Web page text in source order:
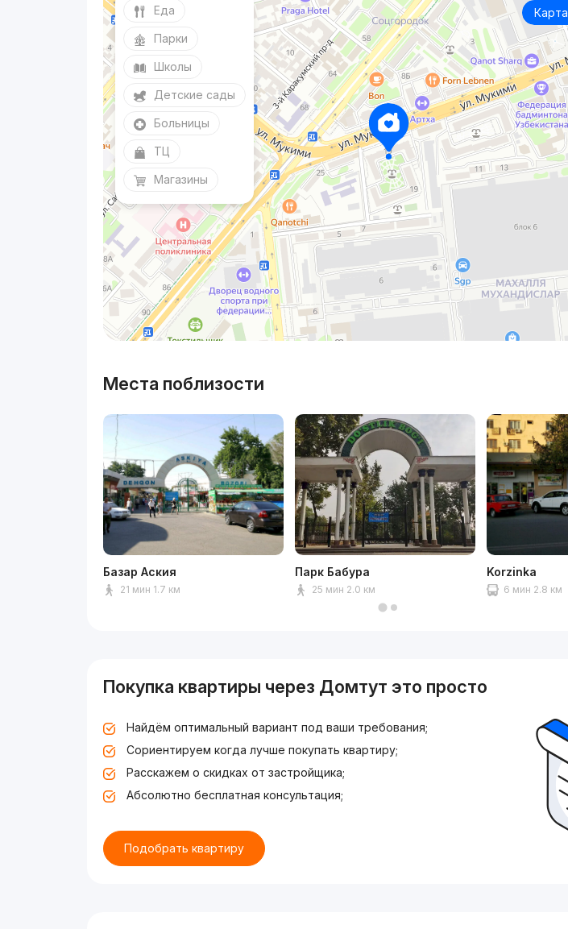
Карта
Еда
Парки
Школы
Детские сады
Больницы
ТЦ
Магазины
Места поблизости
Базар Аския
21 мин 1.7 км
Парк Бабура
25 мин 2.0 км
Korzinka
6 мин 2.8 км
Покупка квартиры через Домтут это просто
Найдём оптимальный вариант под ваши требования;
Сориентируем когда лучше покупать квартиру;
Расскажем о скидках от застройщика;
Абсолютно бесплатная консультация;
Подобрать квартиру